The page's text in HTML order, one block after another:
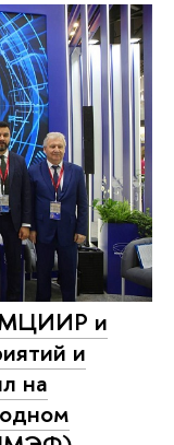
МЦИИР и
и
на